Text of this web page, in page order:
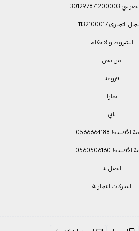
التجاري 1132100017
الشروط والاحكام
من نحن
فروعنا
تمارا
تابي
0566664188
0560506160
اتصل بنا
الماركات التجارية